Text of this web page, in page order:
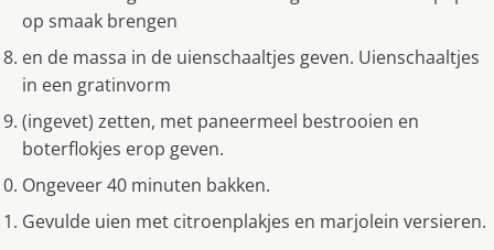
op smaak brengen
en de massa in de uienschaaltjes geven. Uienschaaltjes
in een gratinvorm
(ingevet) zetten, met paneermeel bestrooien en
boterflokjes erop geven.
Ongeveer 40 minuten bakken.
Gevulde uien met citroenplakjes en marjolein versieren.